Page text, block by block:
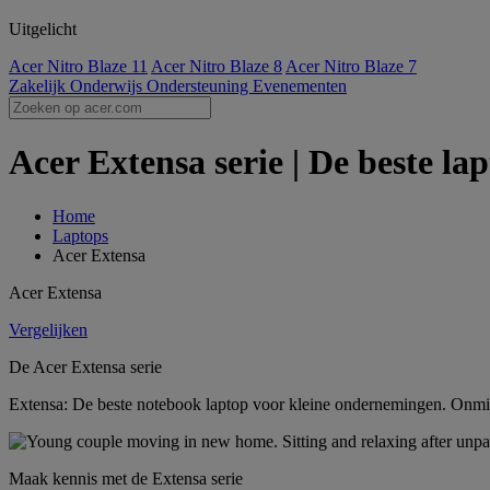
Uitgelicht
Acer Nitro Blaze 11 Acer Nitro Blaze 8 Acer Nitro Blaze 7
Zakelijk Onderwijs Ondersteuning Evenementen
Acer Extensa serie | De beste
Home
Laptops
Acer Extensa
Acer Extensa
Vergelijken
De Acer Extensa serie
Extensa: De beste notebook laptop voor kleine ondernemingen.
Maak kennis met de Extensa serie